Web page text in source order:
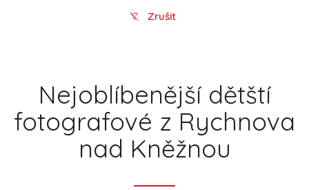
Zrušit
Nejoblíbenější dětští
fotografové z Rychnova
nad Kněžnou